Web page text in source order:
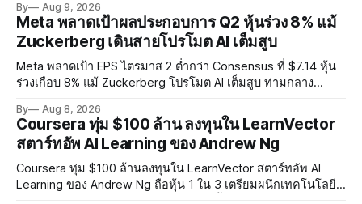
Source แทน
By Aug 9, 2026
Meta พลาดเป้าผลประกอบการ Q2 หุ้นร่วง 8% แม้
Zuckerberg เดินสายโปรโมต AI เต็มสูบ
Meta พลาดเป้า EPS ไตรมาส 2 ต่ำกว่า Consensus ที่ $7.14 หุ้น
ร่วงเกือบ 8% แม้ Zuckerberg โปรโมต AI เต็มสูบ ท่ามกลาง
การทำร้ายเด็ก
By Aug 8, 2026
Coursera ทุ่ม $100 ล้าน ลงทุนใน LearnVector
สตาร์ทอัพ AI Learning ของ Andrew Ng
Coursera ทุ่ม $100 ล้านลงทุนใน LearnVector สตาร์ทอัพ AI
Learning ของ Andrew Ng ถือหุ้น 1 ใน 3 เตรียมผนึกเทคโนโลยี